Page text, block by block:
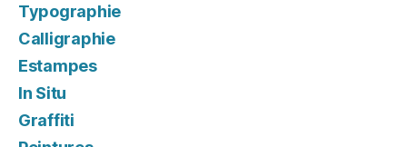
Typographie
Calligraphie
Estampes
In Situ
Graffiti